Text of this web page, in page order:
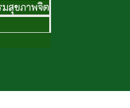
สุขภาพจิต